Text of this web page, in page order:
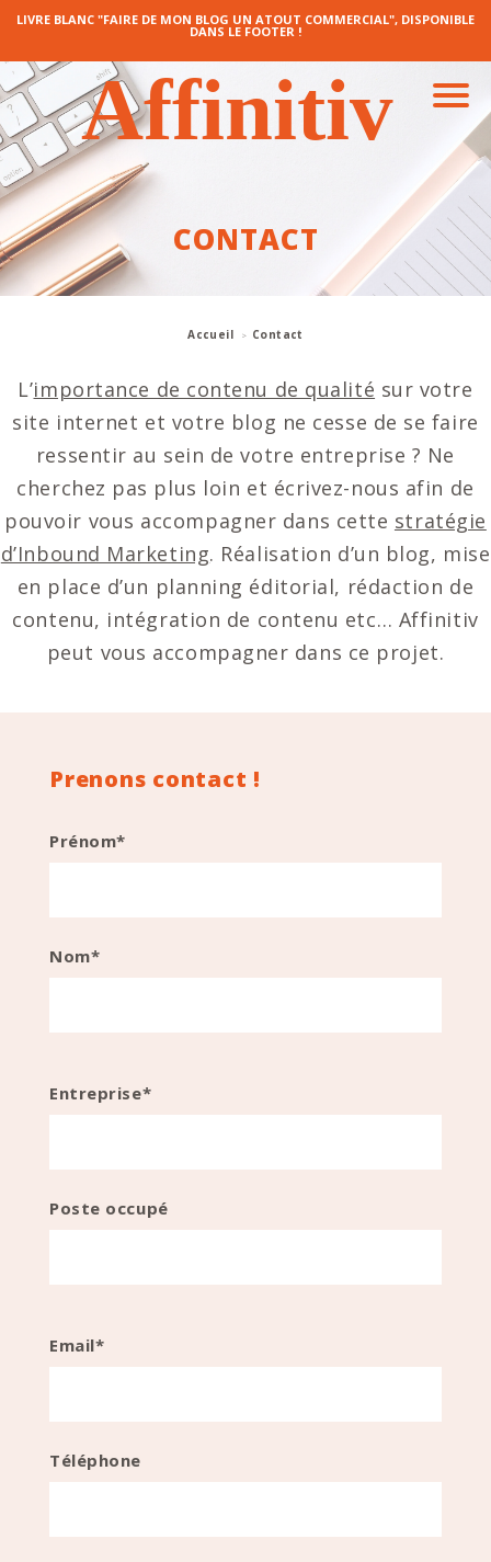
LIVRE BLANC "FAIRE DE MON BLOG UN ATOUT COMMERCIAL", DISPONIBLE
DANS LE FOOTER !
CONTACT
Accueil Contact
L’importance de contenu de qualité sur votre
site internet et votre blog ne cesse de se faire
ressentir au sein de votre entreprise ? Ne
cherchez pas plus loin et écrivez-nous afin de
pouvoir vous accompagner dans cette stratégie
d’Inbound Marketing. Réalisation d’un blog, mise
en place d’un planning éditorial, rédaction de
contenu, intégration de contenu etc… Affinitiv
peut vous accompagner dans ce projet.
Prenons contact !
Prénom*
Nom*
Entreprise*
Poste occupé
Email*
Téléphone